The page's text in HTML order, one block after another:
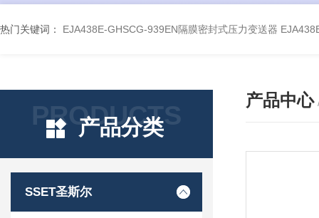
热门关键词： EJA438E-GHSCG-939EN隔膜密封式压力变送器
PRODUCTS
产品分类
SSET圣斯尔
产品中心